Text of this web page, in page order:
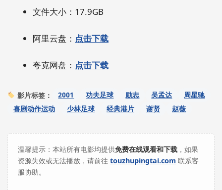
文件大小：17.9GB
阿里云盘： 点击下载
夸克网盘： 点击下载
影片标签： 2001 功夫足球 励志 吴孟达
周星驰
喜剧动作运动
少林足球 经典港片 谢贤 赵薇
温馨提示：本站所有电影均提供免费在线观看和下载 ，如果
资源失效或无法播放，请前往 touzhupingtai.com 联系客
服协助。